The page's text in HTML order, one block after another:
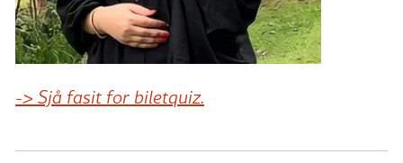
-> Sjå fasit for biletquiz.